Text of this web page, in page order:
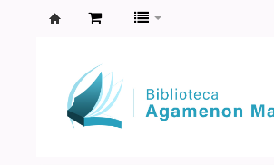
Agamenon
Magalhães